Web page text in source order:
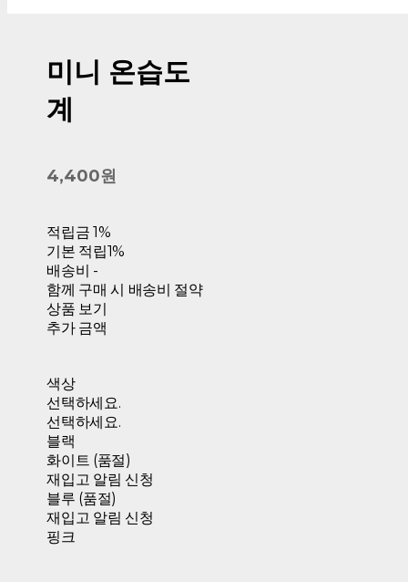
미니 온습도
계
4,400원
적립금 1%
기본 적립1%
배송비 -
함께 구매 시 배송비 절약
상품 보기
추가 금액
색상
선택하세요.
선택하세요.
블랙
화이트 (품절)
재입고 알림 신청
블루 (품절)
재입고 알림 신청
핑크